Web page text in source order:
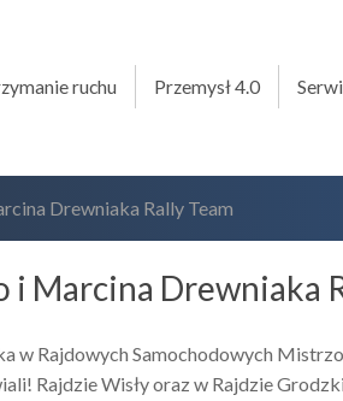
ruchu Przemysł 4.0
Drewniaka Rally Team
Marcina Drewniaka
w Rajdowych Samochodowych
Rajdzie Wisły oraz w Rajdzie